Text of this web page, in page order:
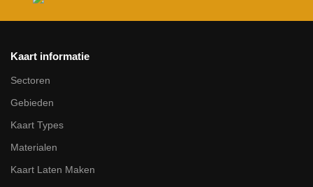
Kaart informatie
Sectoren
Gebieden
Kaart Types
Materialen
Kaart Laten Maken